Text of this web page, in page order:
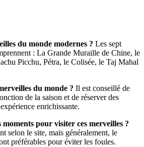
du monde modernes ? Les sept
: La Grande Muraille de Chine, le
Picchu, Pétra, le Colisée, le Taj Mahal
du monde ? Il est conseillé de
de la saison et de réserver des
enrichissante.
moments pour visiter ces merveilles ?
selon le site, mais généralement, le
préférables pour éviter les foules.